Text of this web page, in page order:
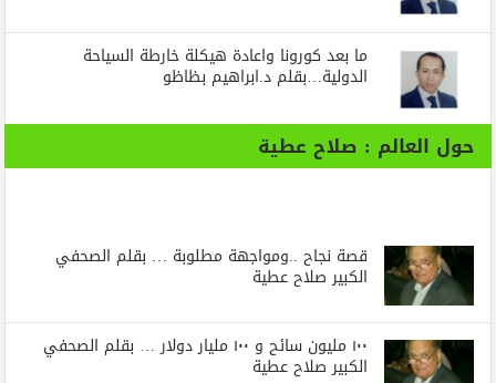
ما بعد كورونا واعادة هيكلة خارطة السياحة
الدولية…بقلم د.ابراهيم بظاظو
حول العالم : صلاح عطية
قصة نجاح ..ومواجهة مطلوبة … بقلم الصحفي
الكبير صلاح عطية
١٠٠ مليون سائح و ١٠٠ مليار دولار … بقلم الصحفي
الكبير صلاح عطية